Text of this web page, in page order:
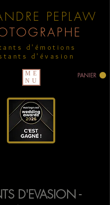
PEPLAW
d'émotions
d'évasion
ME
NU
PANIER
D'EVASION -